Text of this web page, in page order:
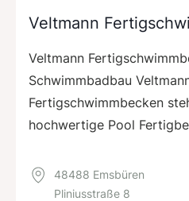
Veltmann
Veltmann
Schwimmbadbau
Fertigschwimmbecken
hochwertige Pool
48488 Emsbüren
Pliniusstraße 8